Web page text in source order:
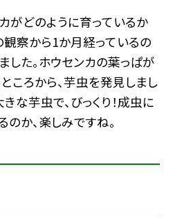
がどのように育っているか
観察から1か月経っているの
した。ホウセンカの葉っぱが
ころから、芋虫を発見しまし
な芋虫で、びっくり！成虫に
か、楽しみですね。